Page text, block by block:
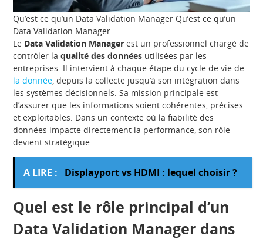
Qu’est ce qu’un Data Validation Manager Qu’est ce qu’un
Data Validation Manager
Le Data Validation Manager est un professionnel chargé de
contrôler laqualité des données utilisées par les
entreprises. Il intervient à chaque étape du cycle de vie de
la donnée, depuis la collecte jusqu’à son intégration dans
les systèmes décisionnels. Sa mission principale est
d’assurer que les informations soient cohérentes, précises
et exploitables. Dans un contexte où la fiabilité des
données impacte directement la performance, son rôle
devient stratégique.
A LIRE : Displayport vs HDMI : lequel choisir ?
Quel est le rôle principal d’un
Data Validation Manager dans